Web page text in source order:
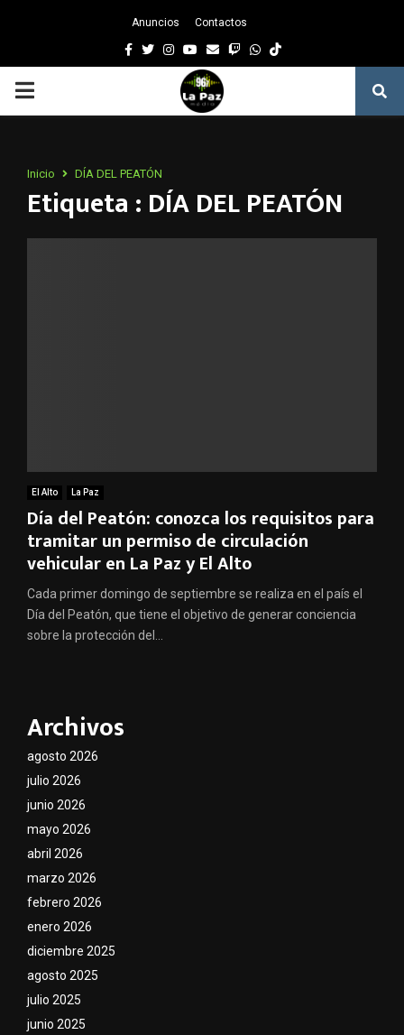
Anuncios Contactos
Facebook
TwitterInstagram
Youtube
EmailTwitchWhatsapp
PRIMARY
Inicio DÍA DEL PEATÓN
Etiqueta : DÍA DEL PEATÓN
El Alto La Paz
Día del Peatón: conozca los requisitos para
tramitar un permiso de circulación
vehicular en La Paz y El Alto
Cada primer domingo de septiembre se realiza en el país el
Día del Peatón, que tiene el objetivo de generar conciencia
sobre la protección del...
Archivos
agosto 2026
julio 2026
junio 2026
mayo 2026
abril 2026
marzo 2026
febrero 2026
enero 2026
diciembre 2025
agosto 2025
julio 2025
junio 2025